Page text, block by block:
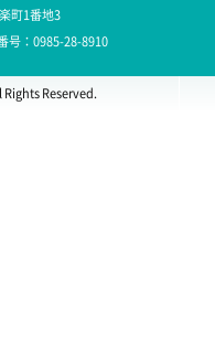
町1番地3
号：0985-28-8910
Reserved.